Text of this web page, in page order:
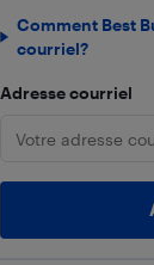
Comment Best
courriel?
Adresse courriel